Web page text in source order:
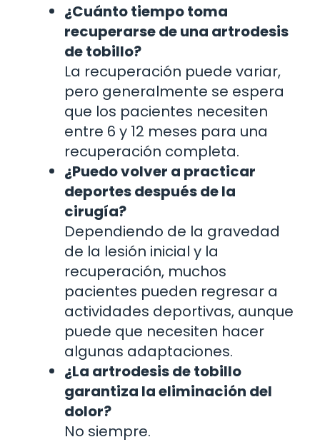
¿Cuánto tiempo toma
recuperarse de una artrodesis
de tobillo?
La recuperación puede variar,
pero generalmente se espera
que los pacientes necesiten
entre 6 y 12 meses para una
recuperación completa.
¿Puedo volver a practicar
deportes después de la
cirugía?
Dependiendo de la gravedad
de la lesión inicial y la
recuperación, muchos
pacientes pueden regresar a
actividades deportivas, aunque
puede que necesiten hacer
algunas adaptaciones.
¿La artrodesis de tobillo
garantiza la eliminación del
dolor?
No siempre.